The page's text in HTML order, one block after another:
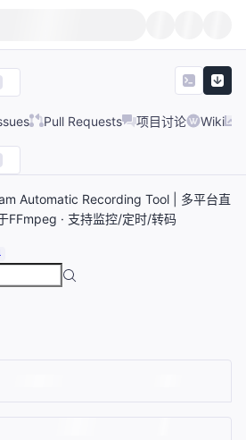
Pull Requests 项目讨论 Wiki
Automatic Recording Tool | 多平台直
FFmpeg · 支持监控/定时/转码